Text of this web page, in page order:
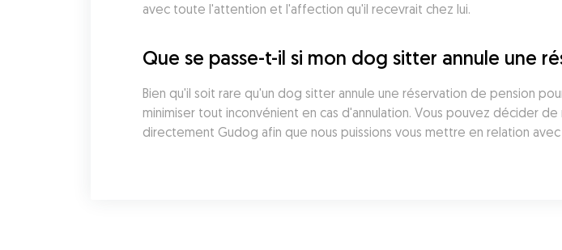
avec toute l'attention et l'affection qu'il recevrait chez lui.
Que se passe-t-il si mon dog sitter annule une
Bien qu'il soit rare qu'un dog sitter annule une réservation de pension
minimiser tout inconvénient en cas d'annulation. Vous pouvez décider
directement Gudog afin que nous puissions vous mettre en relation